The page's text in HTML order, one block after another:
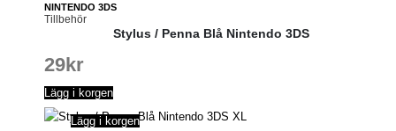
NINTENDO 3DS
Tillbehör
Stylus / Penna Blå Nintendo 3DS
29kr
Lägg i korgen
Lägg i korgen